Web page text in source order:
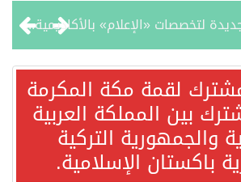
قفزة عالمية جديدة لتخصصات «الإعلام» بالأكاديمية العربية هيئة AQAS الألمانية تمنح برامج الإعلام بالأكاديمية العربية الاعتماد غير المشروط وفق المعايير الأوروبية..
بمشاركة السعودية.. اجتماع رباعي يبحث خفض التصعيد ومعالجة التحديات الأمنية الراهنةلقمة مكة المكرمة
بين المملكة العربية
والجمهورية التركية
باكستان الإسلامية.